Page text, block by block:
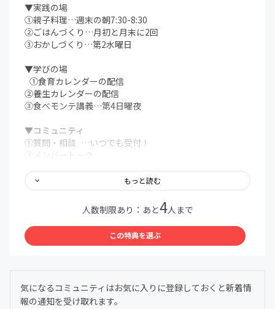
▼実践の場
①親子料理…週末の朝7:30-8:30
②ごはんづくり…月初と月末に2回
③おかしづくり…第2水曜日
▼学びの場
①食育カレンダーの配信
②養生カレンダーの配信
③食べモンテ講義…第4日曜夜
▼コミュニティ
①質問・相談 …いつでも受付！
②メンバートーク
…and more!
＊コミュニティ内ではLINEを使用します。注意事項をよく
読みご参加ください。
＊「初月無料」の適用は入会月末となります。翌月1日よ
親子料理部事務局公式LINE
https://lin.ee/GnmnXQs
もっと読む
人数制限あり：あと4人まで
この特典を選ぶ
気になるコミュニティはお気に入りに登録しておくと新着情
報の通知を受け取れます。